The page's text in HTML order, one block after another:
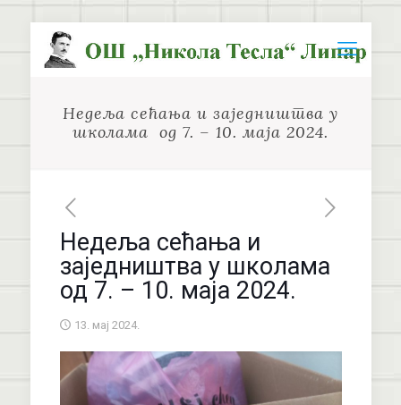
Недеља сећања и заједништва у
школама од 7. – 10. маја 2024.
Недеља сећања и
заједништва у школама
од 7. – 10. маја 2024.
13. мај 2024.